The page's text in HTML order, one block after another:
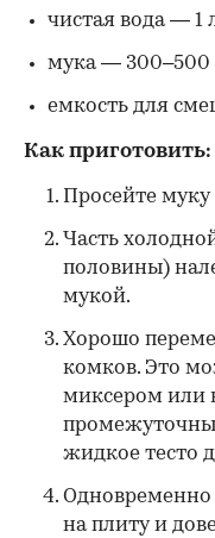
чистая вода — 1
мука — 300–500
емкость для
Как приготовить:
Просейте муку
Часть
половины)
мукой.
Хорошо
комков. Это
миксером или
жидкое тесто
Одновременно
на плиту и